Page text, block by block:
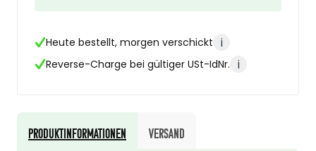
Heute bestellt, morgen verschickt i
Reverse-Charge bei gültiger USt-IdNr. i
Produktinformationen Versand